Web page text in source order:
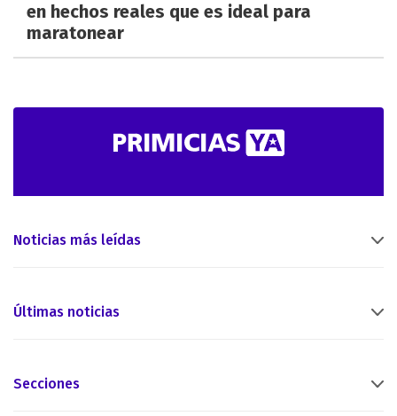
en hechos reales que es ideal para
maratonear
Noticias más leídas
Últimas noticias
Secciones